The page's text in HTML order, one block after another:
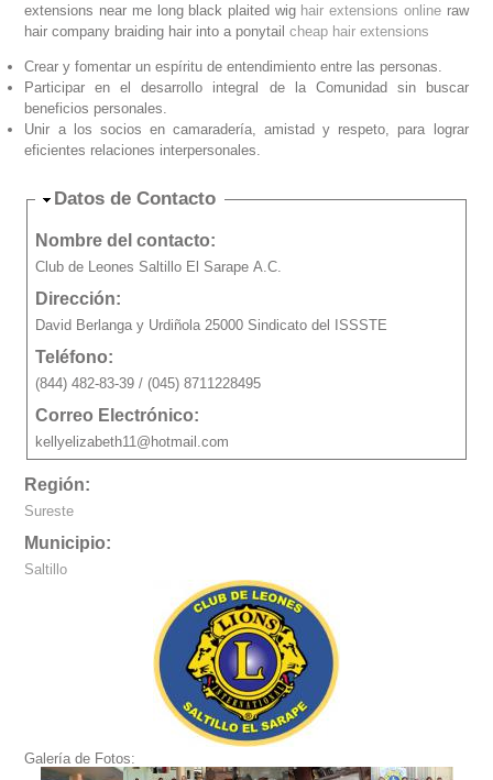
extensions near me long black plaited wig hair extensions onlineraw
hair company braiding hair into a ponytailcheap hair extensions
Crear y fomentar un espíritu de entendimiento entre las personas.
Participar en el desarrollo integral de la Comunidad sin buscar
beneficios personales.
Unir a los socios en camaradería, amistad y respeto, para lograr
eficientes relaciones interpersonales.
Ocultar
Datos de Contacto
Nombre del contacto:
Club de Leones Saltillo El Sarape A.C.
Dirección:
David Berlanga y Urdiñola 25000 Sindicato del ISSSTE
Teléfono:
(844) 482-83-39 / (045) 8711228495
Correo Electrónico:
kellyelizabeth11@hotmail.com
Región:
Sureste
Municipio:
Saltillo
Galería de Fotos: